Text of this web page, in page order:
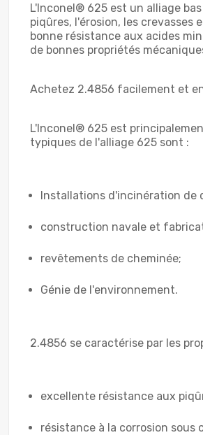
L'Inconel® 625 est un alliage
piqûres, l'érosion, les
bonne résistance aux acides
de bonnes propriétés
Achetez 2.4856 facilement et
L'Inconel® 625 est
typiques de l'alliage 625 sont :
Installations d'incinération de
construction navale et
revêtements de cheminée;
Génie de l'environnement.
2.4856 se caractérise par les
excellente résistance aux
résistance à la corrosion